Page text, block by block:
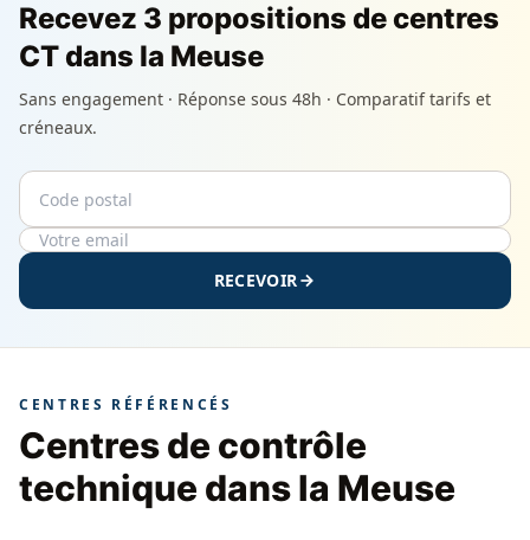
Recevez 3 propositions de centres
CT dans la Meuse
Sans engagement · Réponse sous 48h · Comparatif tarifs et
créneaux.
Code postal
Email
RECEVOIR
CENTRES RÉFÉRENCÉS
Centres de contrôle
technique dans la Meuse